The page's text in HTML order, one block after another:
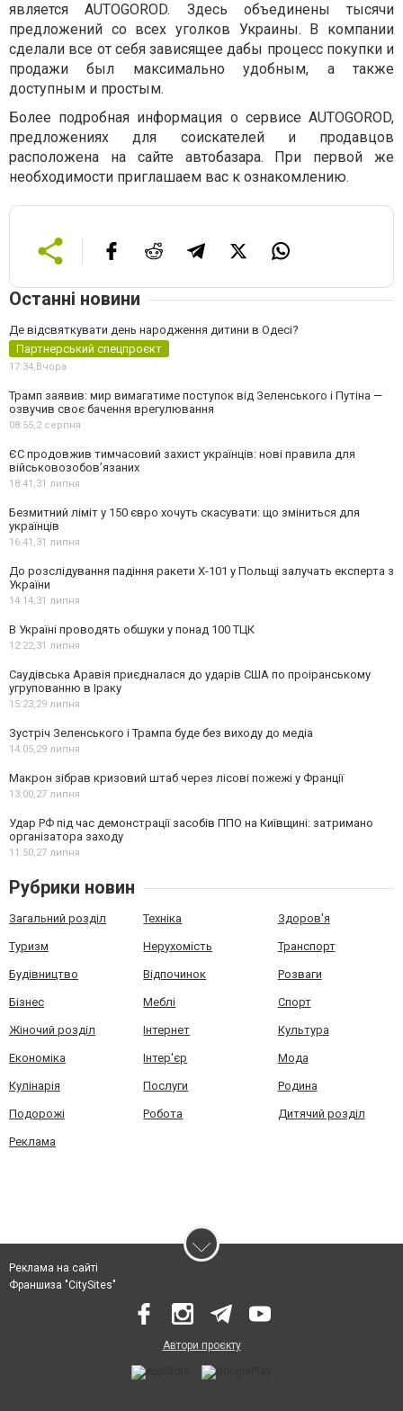
является AUTOGOROD. Здесь объединены тысячи
предложений со всех уголков Украины. В компании
сделали все от себя зависящее дабы процесс покупки и
продажи был максимально удобным, а также
доступным и простым.
Более подробная информация о сервисе AUTOGOROD,
предложениях для соискателей и продавцов
расположена на сайте автобазара. При первой же
необходимости приглашаем вас к ознакомлению.
Останні новини
Де відсвяткувати день народження дитини в Одесі?
Партнерський спецпроєкт
17:34, Вчора
Трамп заявив: мир вимагатиме поступок від Зеленського і Путіна —
озвучив своє бачення врегулювання
08:55,2 серпня
ЄС продовжив тимчасовий захист українців: нові правила для
військовозобов’язаних
18:41,31 липня
Безмитний ліміт у 150 євро хочуть скасувати: що зміниться для
українців
16:41,31 липня
До розслідування падіння ракети Х-101 у Польщі залучать експерта з
України
14:14,31 липня
В Україні проводять обшуки у понад 100 ТЦК
12:22,31 липня
Саудівська Аравія приєдналася до ударів США по проіранському
угрупованню в Іраку
15:23,29 липня
Зустріч Зеленського і Трампа буде без виходу до медіа
14:05,29 липня
Макрон зібрав кризовий штаб через лісові пожежі у Франції
13:00,27 липня
Удар РФ під час демонстрації засобів ППО на Київщині: затримано
організатора заходу
11:50,27 липня
Рубрики новин
Загальний розділ Техніка Здоров'я
Туризм Нерухомість Транспорт
Будівництво Відпочинок Розваги
Бізнес Меблі Спорт
Жіночий розділ Інтернет Культура
Економіка Інтер'єр Мода
Кулінарія Послуги Родина
Подорожі Робота Дитячий розділ
Реклама
Реклама на сайті
Франшиза "CitySites"
Автори проєкту